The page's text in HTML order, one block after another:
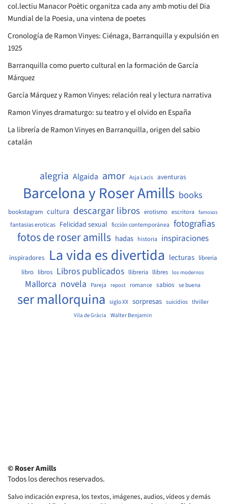
col.lectiu Manacor Poètic organitza cada any amb motiu del Dia
Mundial de la Poesia, una vintena de poetes
Cronología de Ramon Vinyes: Ciénaga, Barranquilla y expulsión en
1925
Barranquilla como puerto cultural en la formación de García
Márquez
García Márquez y Ramon Vinyes: relación real y lectura narrativa
Ramon Vinyes dramaturgo: su teatro y el olvido en España
La librería de Ramon Vinyes en Barranquilla, origen del sabio
catalán
alegria Algaida amor Asja Lacis aventuras
Barcelona y Roser Amills books
bookstagram cultura descargar libros erotismo escritora famosos
fantasias eroticas Felicidad sexual ficción contemporánea fotografias
fotos de roser amills hadas historia inspiraciones
inspiradores La vida es divertida lecturas libreria
libro libros Libros publicados llibreria llibres los modernos
Mallorca novela Pareja repost romance sabios se buena
ser mallorquina siglo XX sorpresas suicidios thriller
Vila de Gràcia Walter Benjamin
© Roser Amills
Todos los derechos reservados.
Salvo indicación expresa, los textos, imágenes, audios, vídeos y demás